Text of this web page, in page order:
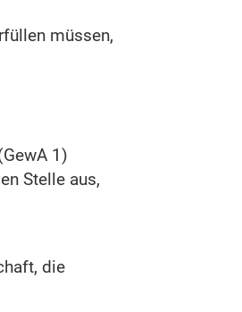
müssen,
1)
Stelle aus,
die